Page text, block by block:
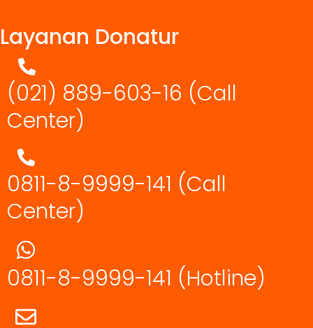
Layanan Donatur
(021) 889-603-16 (Call
Center)
0811-8-9999-141 (Call
Center)
0811-8-9999-141 (Hotline)